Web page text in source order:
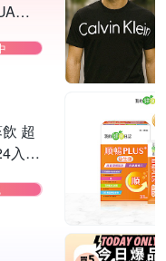
薦!
鞋
超
入